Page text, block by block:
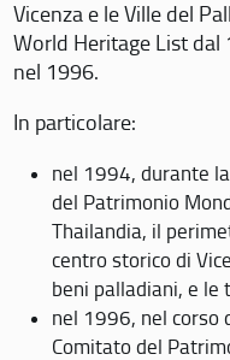
Vicenza e le Ville del
World Heritage List dal
nel 1996.
In particolare:
nel 1994, durante
del Patrimonio
Thailandia, il
centro storico di
beni palladiani, e le
nel 1996, nel corso
Comitato del